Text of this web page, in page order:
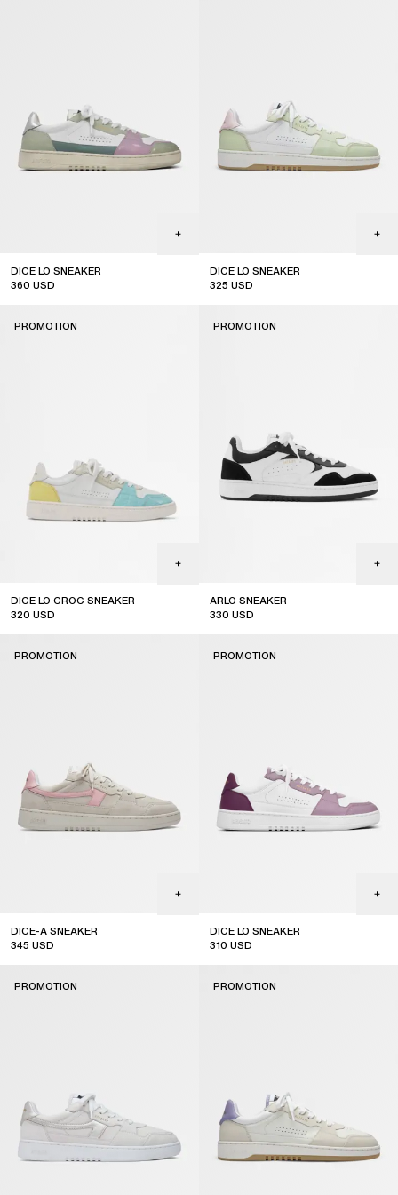
DICE LO SNEAKER
360 USD
DICE LO SNEAKER
325 USD
DICE LO CROC SNEAKER
320 USD
PROMOTION
ARLO SNEAKER
330 USD
PROMOTION
DICE-A SNEAKER
345 USD
PROMOTION
DICE LO SNEAKER
310 USD
PROMOTION
PROMOTION PROMOTION